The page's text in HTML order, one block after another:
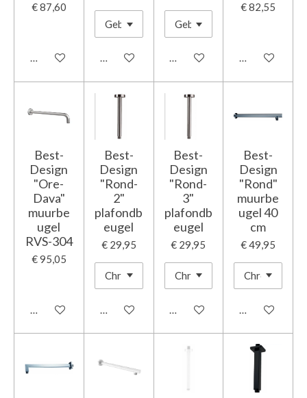
€ 87,60
In winkelwagen In winkelwagenIn winkelwagen
€ 82,55
In
Best-
Design
"Ore-
Dava"
muurbe
ugel
RVS-304
€ 95,05
In winkelwagen
Best-
Design
"Rond-
2"
plafondb
eugel
€ 29,95
In winkelwagen
Best-
Design
"Rond-
3"
plafondb
eugel
€ 29,95
In winkelwagen
Best-
Design
"Rond"
muurbe
ugel 40
cm
€ 49,95
In